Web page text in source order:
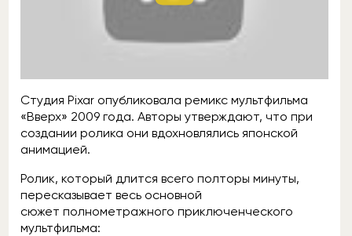
Cтудия Pixar опубликовала ремикс мультфильма
«Вверх» 2009 года. Авторы утверждают, что при
создании ролика они вдохновлялись японской
анимацией.
Ролик, который длится всего полторы минуты,
пересказывает весь основной
сюжет полнометражного приключенческого
мультфильма: